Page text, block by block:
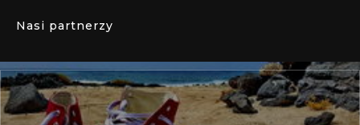
Nasi partnerzy